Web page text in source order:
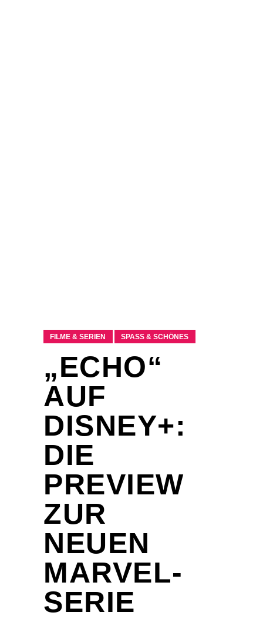
FILME & SERIEN SPASS & SCHÖNES
„ECHO“
AUF
DISNEY+:
DIE
PREVIEW
ZUR
NEUEN
MARVEL-
SERIE